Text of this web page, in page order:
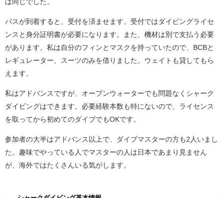
は同じでした。
バスが到着すると、受付を済ませます。受付ではダイビングライセ
ンスと身分証明書が必要になります。また、機材は別で支払う必要
があります。私は自分のフィンとマスクを持っていたので、BCBと
レギュレーター、スーツのみを借りました。ウェイトも貸してもら
えます。
私はアドバンスですが、オープンウォーターでも問題なくシャーク
ダイビングはできます。必要経験本数も特にないので、ライセンス
を取ってから初めてのダイブでもOKです。
参加者の大半はアドバンス以上で、ダイブマスターの方も2人いまし
た。趣味でやっている人でマスターの人は日本であまり見ません
が、海外ではたくさんいる気がします。